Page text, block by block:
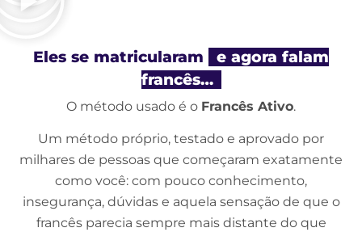
Eles se matricularam
e agora falam
francês…
O método usado é o Francês Ativo.
Um método próprio, testado e aprovado por
milhares de pessoas que começaram exatamente
como você: com pouco conhecimento,
insegurança, dúvidas e aquela sensação de que o
francês parecia sempre mais distante do que